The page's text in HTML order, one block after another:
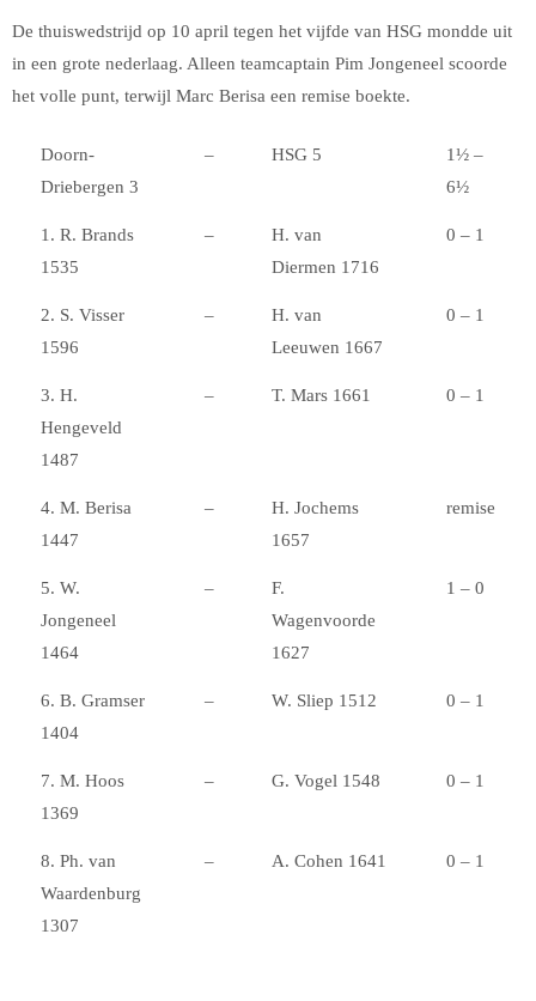
De thuiswedstrijd op 10 april tegen het vijfde van HSG mondde uit
in een grote nederlaag. Alleen teamcaptain Pim Jongeneel scoorde
het volle punt, terwijl Marc Berisa een remise boekte.
Doorn-
Driebergen 3
– HSG 5
1½ –
6½
1. R. Brands
1535
–
H. van
Diermen 1716
0 – 1
2. S. Visser
1596
–
H. van
Leeuwen 1667
0 – 1
3. H.
Hengeveld
1487
– T. Mars 1661 0 – 1
4. M. Berisa
1447
–
H. Jochems
1657
remise
5. W.
Jongeneel
1464
–
F.
Wagenvoorde
1627
1 – 0
6. B. Gramser
1404
– W. Sliep 1512 0 – 1
7. M. Hoos
1369
– G. Vogel 1548 0 – 1
8. Ph. van
Waardenburg
1307
– A. Cohen 1641 0 – 1